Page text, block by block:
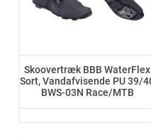
Skoovertræk BBB WaterFlex
Sort, Vandafvisende PU 39/
BWS-03N Race/MTB